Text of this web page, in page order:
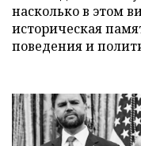
насколько в этом
историческая
поведения и